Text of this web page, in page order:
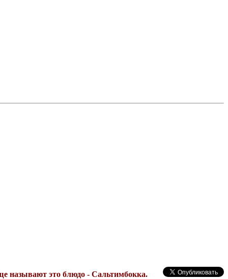
называют это блюдо - Сальтимбокка.